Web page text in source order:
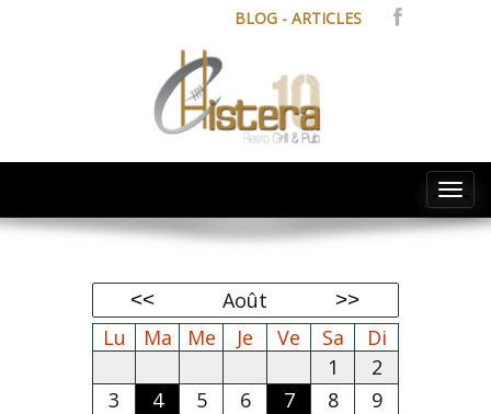
BLOG - ARTICLES
Août
Lu
Ma Me Je Ve Sa
Di
1
2
3
4 5 6 7 8
9